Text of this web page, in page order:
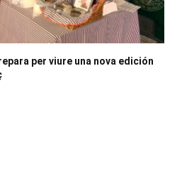
per viure una nova edición